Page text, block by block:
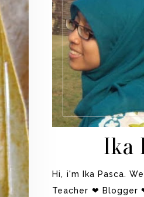
Ika
Hi, i'm Ika Pasca.
Teacher ❤ Blogger